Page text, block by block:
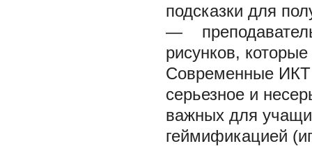
подсказки для
— преподаватель
рисунков,
Современные
серьезное и
важных для
геймификацией